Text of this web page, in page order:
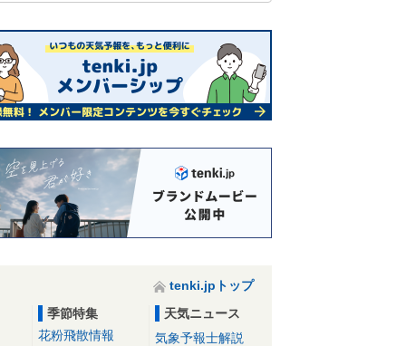
tenki.jpトップ
季節特集
花粉飛散情報
天気ニュース
気象予報士解説